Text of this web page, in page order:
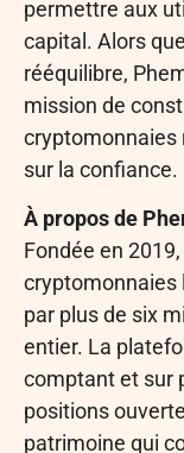
permettre aux
capital. Alors
rééquilibre,
mission de
cryptomonnaies
sur la confiance.
À propos de
Fondée en
cryptomonnaies
par plus de six
entier. La
comptant et sur
positions
patrimoine qui